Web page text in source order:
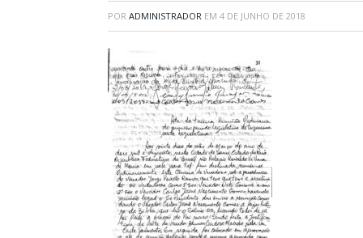
POR ADMINISTRADOR EM 4 DE JUNHO DE 2018